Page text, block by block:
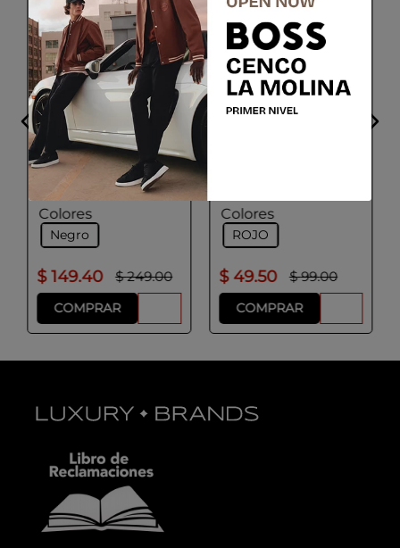
ADOLFO DOMINGUEZ
Foulard Mujer Color
Negro
Talla
UNICA
Colores
Negro
$ 149.40 $ 249.00
COMPRAR
ADOLFO DOMINGUEZ
Foulard Mujer Rojo
Colores
ROJO
$ 49.50 $ 99.00
COMPRAR